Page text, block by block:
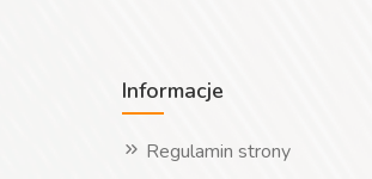
Informacje
Regulamin strony